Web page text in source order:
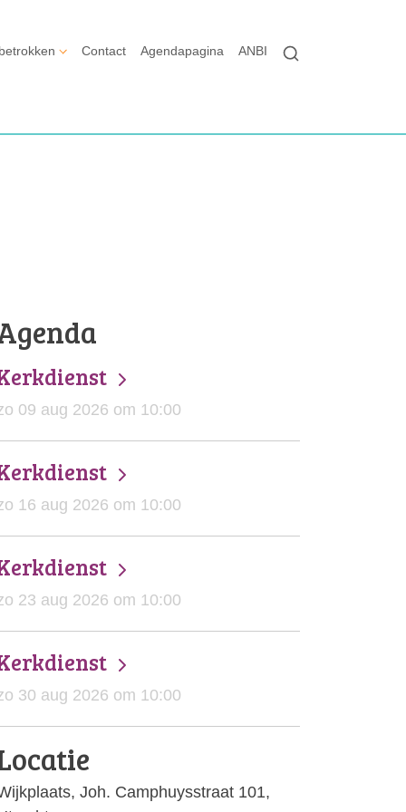
Contact Agendapagina ANBI
09 aug 2026 om 10:00
16 aug 2026 om 10:00
23 aug 2026 om 10:00
30 aug 2026 om 10:00
Joh. Camphuysstraat 101,